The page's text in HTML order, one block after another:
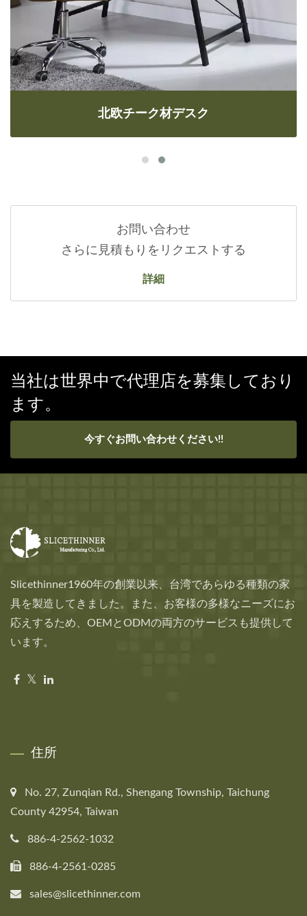
北欧チーク材デスク
お問い合わせ
さらに見積もりをリクエストする
詳細
当社は世界中で代理店を募集しており
ます。
今すぐお問い合わせください!!
Slicethinner1960年の創業以来、台湾であらゆる種類の家
具を製造してきました。また、お客様の多様なニーズにお
応えするため、OEMとODMの両方のサービスも提供して
います。
住所
No. 27, Zunqian Rd., Shengang Township, Taichung
County 42954, Taiwan
886-4-2562-1032
886-4-2561-0285
sales@slicethinner.com